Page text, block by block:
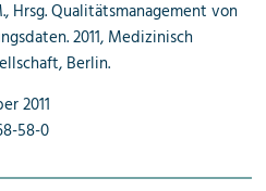
Hrsg. Qualitätsmanagement von
2011, Medizinisch
Berlin.
2011
58-0